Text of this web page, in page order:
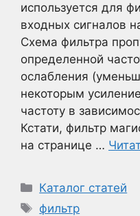
используется для
входных сигналов
Схема фильтра
определенной
ослабления
некоторым
частоту в
Кстати, фильтр
на странице …
Рубрики
Каталог статей
Метки
фильтр